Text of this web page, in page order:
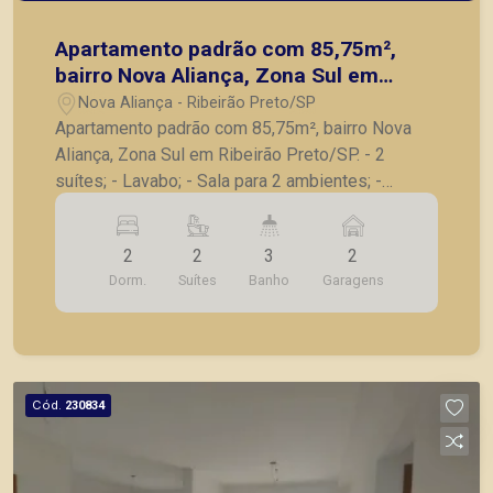
Apartamento padrão com 85,75m²,
bairro Nova Aliança, Zona Sul em
Ribeirão Preto/SP.
Nova Aliança - Ribeirão Preto/SP
Apartamento padrão com 85,75m², bairro Nova
Aliança, Zona Sul em Ribeirão Preto/SP. - 2
suítes; - Lavabo; - Sala para 2 ambientes; -
Varanda gourmet com churrasqueira; - Cozinha; -
Lavanderia; - 2 vagas de garagem. A Piramid tem
como objetivo atender seus clientes com
agilidade e segurança, em locação, vendas de
imóveis prontos, usados ou mesmo nos
2
Dorm.
2
Suítes
3
Banho
2
Garagens
Cód. 230834